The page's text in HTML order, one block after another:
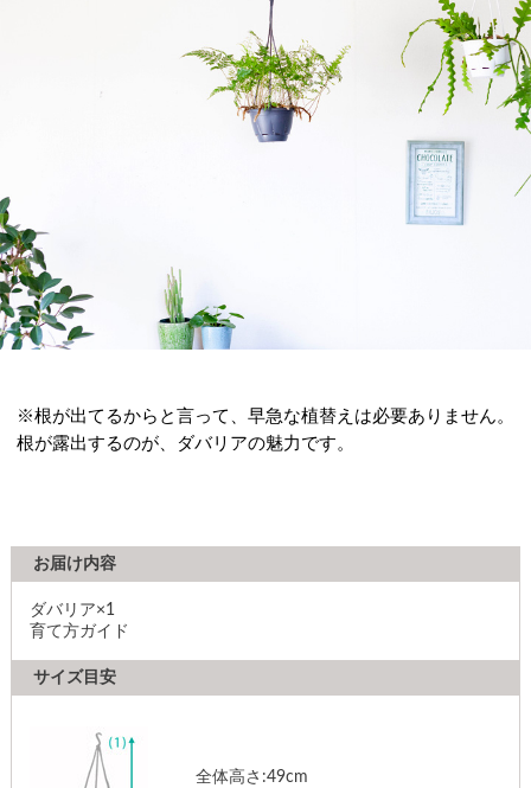
※根が出てるからと言って、早急な植替えは必要ありません。
根が露出するのが、ダバリアの魅力です。
お届け内容
ダバリア×1
育て方ガイド
サイズ目安
全体高さ:49cm